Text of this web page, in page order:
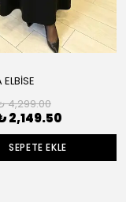
4,299.00
2,149.50
SEPETE EKLE